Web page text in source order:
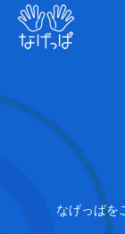
なげっぱを